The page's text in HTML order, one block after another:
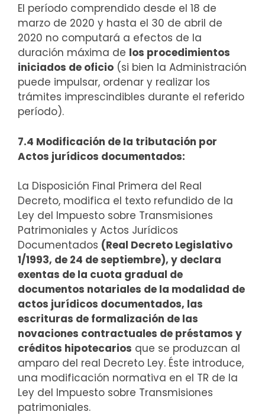
El período comprendido desde el 18 de
marzo de 2020 y hasta el 30 de abril de
2020 no computará a efectos de la
duración máxima de los procedimientos
iniciados de oficio (si bien la Administración
puede impulsar, ordenar y realizar los
trámites imprescindibles durante el referido
período).
7.4 Modificación de la tributación por
Actos jurídicos documentados:
La Disposición Final Primera del Real
Decreto, modifica el texto refundido de la
Ley del Impuesto sobre Transmisiones
Patrimoniales y Actos Jurídicos
Documentados (Real Decreto Legislativo
1/1993, de 24 de septiembre), y declara
exentas de la cuota gradual de
documentos notariales de la modalidad de
actos jurídicos documentados, las
escrituras de formalización de las
novaciones contractuales de préstamos y
créditos hipotecarios que se produzcan al
amparo del real Decreto Ley. Éste introduce,
una modificación normativa en el TR de la
Ley del Impuesto sobre Transmisiones
patrimoniales.